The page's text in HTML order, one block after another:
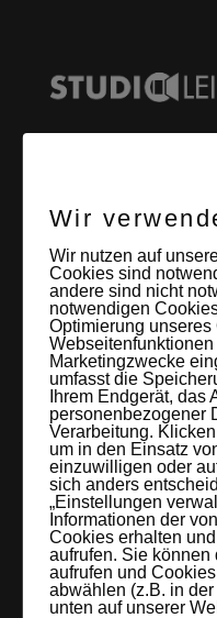
LEIPZIGS
Hier lassen sich Foto- und
entspannter
braucht: Technik, Platz,
Letzte Beiträge
60 Jahre
9. Oktober
Jehnichen]
24. Juli
Wir
Wir nutzen auf
Cookies sind
andere sind nicht
notwendigen
Optimierung
Marketingzwecke
umfasst die
Ihrem Endgerät, das
personenbezogener
Verarbeitung.
um in den Einsatz
einzuwilligen oder
sich anders
„Einstellungen
Informationen der
Cookies erhalten
aufrufen. Sie
aufrufen und
abwählen (z.B. in
unten auf unserer